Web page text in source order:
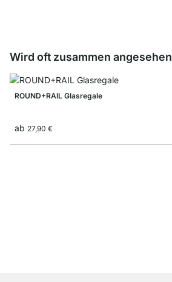
Wird oft zusammen angesehen
ROUND+RAIL Glasregale
ab 27,90 €